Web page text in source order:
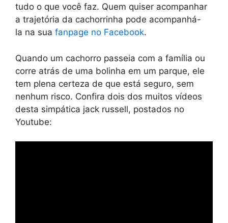
tudo o que você faz. Quem quiser acompanhar
a trajetória da cachorrinha pode acompanhá-
la na sua fanpage no Facebook.
Quando um cachorro passeia com a família ou
corre atrás de uma bolinha em um parque, ele
tem plena certeza de que está seguro, sem
nenhum risco. Confira dois dos muitos vídeos
desta simpática jack russell, postados no
Youtube: